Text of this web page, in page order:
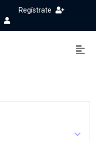
Regístrate